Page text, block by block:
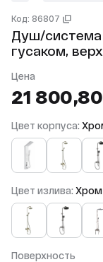
Код: 86807
Душ/система
гусаком,
Цена
21
Цвет корпуса:
Цвет излива: Хром
Поверхность